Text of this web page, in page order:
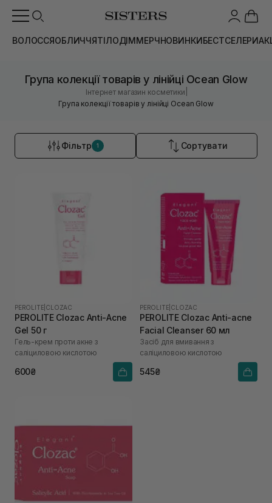
ВОЛОССЯОБЛИЧЧЯТІЛОДІММЕРЧНОВИНКИБЕСТСЕЛЕРИ
Група колекції товарів у лінійці Ocean Glow
Інтернет магазин косметики
Група колекції товарів у лінійці Ocean Glow
Фільтр 1 Сортувати
PEROLITE CLOZAC
PEROLITE Clozac Anti-Acne
Gel 50 г
Гель-крем проти акне з
саліциловою кислотою
600₴
PEROLITE CLOZAC
PEROLITE Clozac Anti-acne
Facial Cleanser 60 мл
Засіб для вмивання з
саліциловою кислотою
545₴